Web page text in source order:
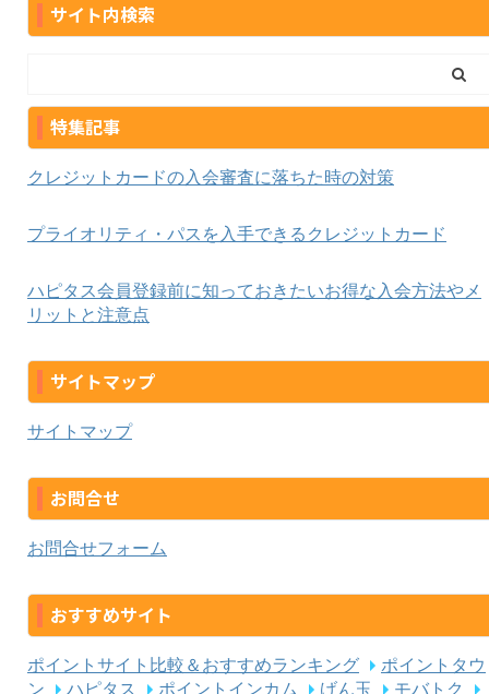
サイト内検索
特集記事
クレジットカードの入会審査に落ちた時の対策
プライオリティ・パスを入手できるクレジットカード
ハピタス会員登録前に知っておきたいお得な入会方法やメ
リットと注意点
サイトマップ
サイトマップ
お問合せ
お問合せフォーム
おすすめサイト
ポイントサイト比較＆おすすめランキング
ポイントタウ
ン
ハピタス ポイントインカム げん玉 モバトク